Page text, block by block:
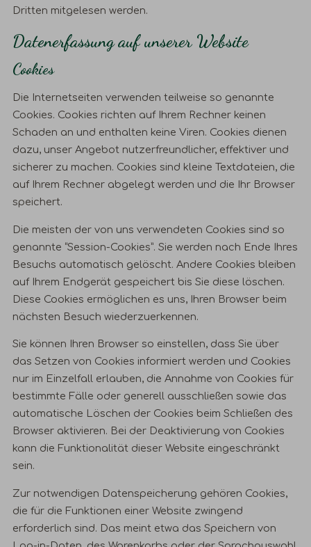
Dritten mitgelesen werden.
Datenerfassung auf unserer Website
Cookies
Die Internetseiten verwenden teilweise so genannte
Cookies. Cookies richten auf Ihrem Rechner keinen
Schaden an und enthalten keine Viren. Cookies dienen
dazu, unser Angebot nutzerfreundlicher, effektiver und
sicherer zu machen. Cookies sind kleine Textdateien, die
auf Ihrem Rechner abgelegt werden und die Ihr Browser
speichert.
Die meisten der von uns verwendeten Cookies sind so
genannte “Session-Cookies”. Sie werden nach Ende Ihres
Besuchs automatisch gelöscht. Andere Cookies bleiben
auf Ihrem Endgerät gespeichert bis Sie diese löschen.
Diese Cookies ermöglichen es uns, Ihren Browser beim
nächsten Besuch wiederzuerkennen.
Sie können Ihren Browser so einstellen, dass Sie über
das Setzen von Cookies informiert werden und Cookies
nur im Einzelfall erlauben, die Annahme von Cookies für
bestimmte Fälle oder generell ausschließen sowie das
automatische Löschen der Cookies beim Schließen des
Browser aktivieren. Bei der Deaktivierung von Cookies
kann die Funktionalität dieser Website eingeschränkt
sein.
Zur notwendigen Datenspeicherung gehören Cookies,
die für die Funktionen einer Website zwingend
erforderlich sind. Das meint etwa das Speichern von